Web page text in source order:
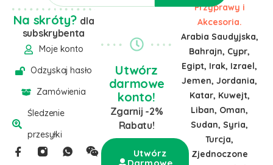
Na skróty? dla
subskrybenta
Moje konto
Odzyskaj hasło
Zamówienia
Śledzenie
przesyłki
Przyprawy i
Akcesoria.
Arabia Saudyjska,
Bahrajn, Cypr,
Egipt, Irak, Izrael,
Jemen, Jordania,
Katar, Kuwejt,
Liban, Oman,
Sudan, Syria,
Turcja,
Zjednoczone
Utwórz
darmowe
konto!
Zgarnij -2%
Rabatu!
Utwórz